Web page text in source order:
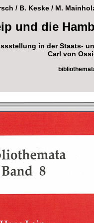
/ B. Keske / M.
und die
in der Staats-
Carl von